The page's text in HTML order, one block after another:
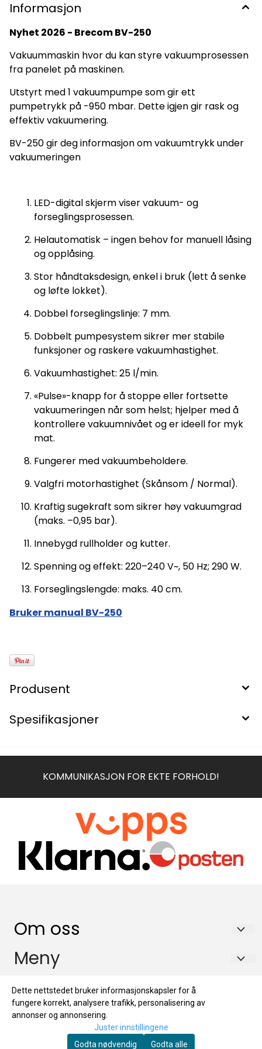
Informasjon
Nyhet 2026 - Brecom BV-250
Vakuummaskin hvor du kan styre vakuumprosessen
fra panelet på maskinen.
Utstyrt med 1 vakuumpumpe som gir ett
pumpetrykk på -950 mbar. Dette igjen gir rask og
effektiv vakuumering.
BV-250 gir deg informasjon om vakuumtrykk under
vakuumeringen
LED-digital skjerm viser vakuum- og
forseglingsprosessen.
Helautomatisk – ingen behov for manuell låsing
og opplåsing.
Stor håndtaksdesign, enkel i bruk (lett å senke
og løfte lokket).
Dobbel forseglingslinje: 7 mm.
Dobbelt pumpe­system sikrer mer stabile
funksjoner og raskere vakuumhastighet.
Vakuumhastighet: 25 l/min.
«Pulse»-knapp for å stoppe eller fortsette
vakuumeringen når som helst; hjelper med å
kontrollere vakuumnivået og er ideell for myk
mat.
Fungerer med vakuumbeholdere.
Valgfri motorhastighet (Skånsom / Normal).
Kraftig sugekraft som sikrer høy vakuumgrad
(maks. –0,95 bar).
Innebygd rullholder og kutter.
Spenning og effekt: 220–240 V~, 50 Hz; 290 W.
Forseglingslengde: maks. 40 cm.
Bruker manual BV-250
Produsent
Spesifikasjoner
KOMMUNIKASJON FOR EKTE FORHOLD!
Om oss
Brecom AS
Drognestoppen 2
2150 Årnes
Org. nr. 993048151
+4763909585
Meny
Blogg
Salgsbetingelser
Info
Service/support
Nyhetsbrev
Registrer deg for å motta nyheter og tilbud!
Dette nettstedet bruker informasjonskapsler for å
fungere korrekt, analysere trafikk, personalisering av
annonser og annonsering.
Juster innstillingene
Godta nødvendig
Godta alle